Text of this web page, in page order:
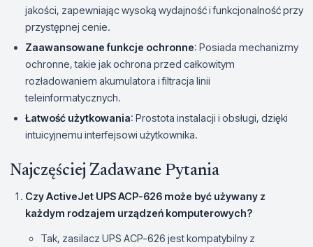
jakości, zapewniając wysoką wydajność i funkcjonalność przy
przystępnej cenie.
Zaawansowane funkcje ochronne: Posiada mechanizmy
ochronne, takie jak ochrona przed całkowitym
rozładowaniem akumulatora i filtracja linii
teleinformatycznych.
Łatwość użytkowania: Prostota instalacji i obsługi, dzięki
intuicyjnemu interfejsowi użytkownika.
Najczęściej Zadawane Pytania
Czy ActiveJet UPS ACP-626 może być używany z
każdym rodzajem urządzeń komputerowych?
Tak, zasilacz UPS ACP-626 jest kompatybilny z